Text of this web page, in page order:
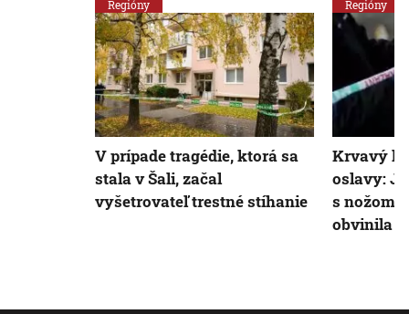
Regióny
V prípade tragédie, ktorá sa
stala v Šali, začal
vyšetrovateľ trestné stíhanie
Regióny
Krvavý
oslavy:
s nožom
obvinila